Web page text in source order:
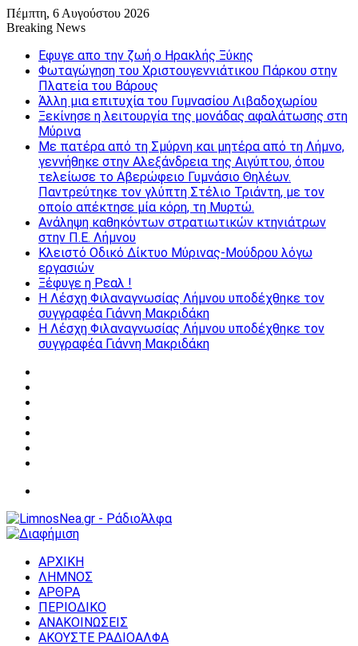
Πέμπτη, 6 Αυγούστου 2026
Breaking News
Εφυγε απο την ζωή o Ηρακλής Ξύκης
Φωταγώγηση του Χριστουγεννιάτικου Πάρκου στην
Πλατεία του Βάρους
Άλλη μια επιτυχία του Γυμνασίου Λιβαδοχωρίου
Ξεκίνησε η λειτουργία της μονάδας αφαλάτωσης στη
Μύρινα
Με πατέρα από τη Σμύρνη και μητέρα από τη Λήμνο,
γεννήθηκε στην Αλεξάνδρεια της Αιγύπτου, όπου
τελείωσε το Αβερώφειο Γυμνάσιο Θηλέων.
Παντρεύτηκε τον γλύπτη Στέλιο Τριάντη, με τον
οποίο απέκτησε μία κόρη, τη Μυρτώ.
Ανάληψη καθηκόντων στρατιωτικών κτηνιάτρων
στην Π.Ε. Λήμνου
Κλειστό Οδικό Δίκτυο Μύρινας-Μούδρου λόγω
εργασιών
Ξέφυγε η Ρεαλ !
Η Λέσχη Φιλαναγνωσίας Λήμνου υποδέχθηκε τον
συγγραφέα Γιάννη Μακριδάκη
Η Λέσχη Φιλαναγνωσίας Λήμνου υποδέχθηκε τον
συγγραφέα Γιάννη Μακριδάκη
ΑΡΧΙΚΗ
ΛΗΜΝΟΣ
ΑΡΘΡΑ
ΠΕΡΙΟΔΙΚΟ
ΑΝΑΚΟΙΝΩΣΕΙΣ
ΑΚΟΥΣΤΕ ΡΑΔΙΟΑΛΦΑ